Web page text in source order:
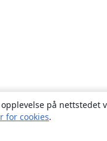
på
for cookies.